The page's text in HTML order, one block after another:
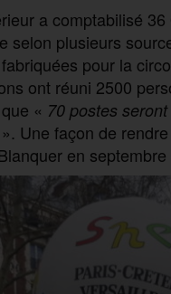
a comptabilisé
selon plusieurs
pour la
ont réuni 2500
« 70 postes
». Une façon de
en septembre